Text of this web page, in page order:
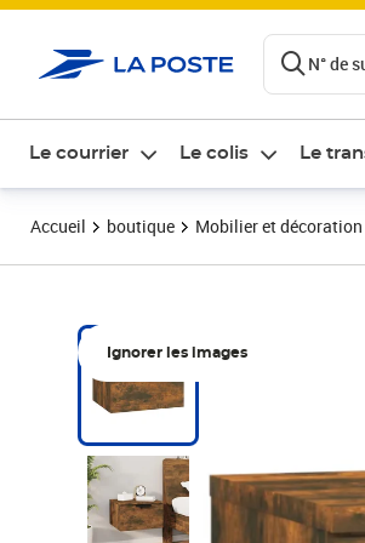
N° de
Le courrier Le colis Le
Accueil boutique Mobilier et décoration
Ignorer les images